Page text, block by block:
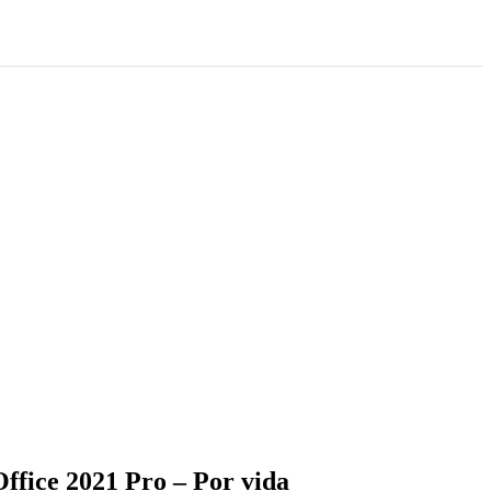
2021 Pro – Por vida